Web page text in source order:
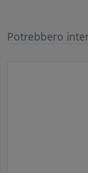
Potrebbero